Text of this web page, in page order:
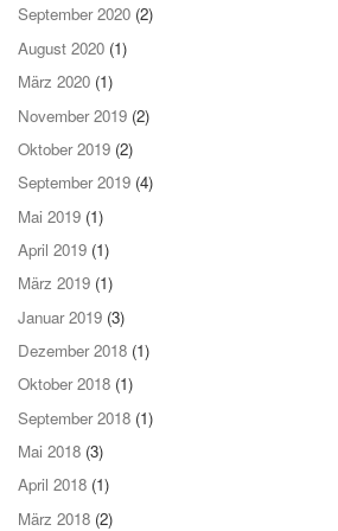
September 2020 (2)
August 2020 (1)
März 2020 (1)
November 2019 (2)
Oktober 2019 (2)
September 2019 (4)
Mai 2019 (1)
April 2019 (1)
März 2019 (1)
Januar 2019 (3)
Dezember 2018 (1)
Oktober 2018 (1)
September 2018 (1)
Mai 2018 (3)
April 2018 (1)
März 2018 (2)